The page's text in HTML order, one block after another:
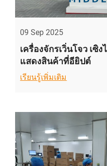
09 Sep 2025
เครื่องจักรเวิ่นโจว เซิ
แสดงสินค้าที่อียิปต์
เรียนรู้เพิ่มเติม